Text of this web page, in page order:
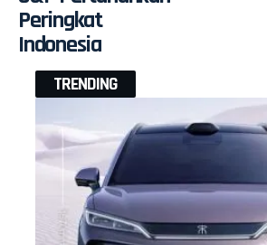
Peringkat
Indonesia
TRENDING